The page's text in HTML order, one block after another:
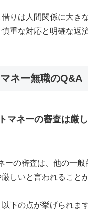
りは人間関係に大き
重な対応と明確な返
ネー無職のQ&A
マネーの審査は厳
ーの審査は、他の一般
しいと言われること
下の点が挙げられます